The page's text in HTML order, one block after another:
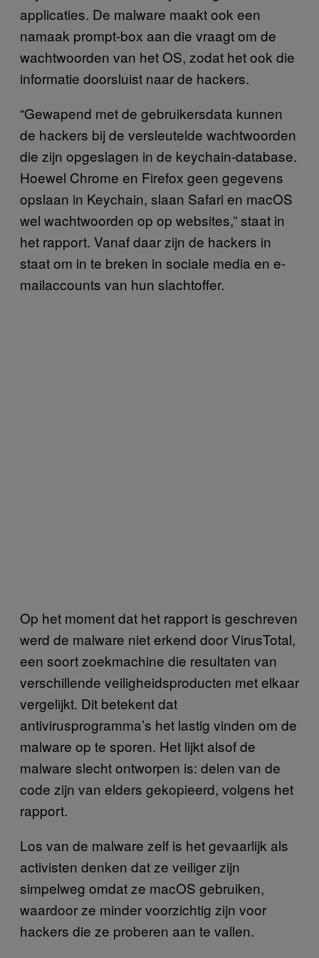
applicaties. De malware maakt ook een
namaak prompt-box aan die vraagt om de
wachtwoorden van het OS, zodat het ook die
informatie doorsluist naar de hackers.
“Gewapend met de gebruikersdata kunnen
de hackers bij de versleutelde wachtwoorden
die zijn opgeslagen in de keychain-database.
Hoewel Chrome en Firefox geen gegevens
opslaan in Keychain, slaan Safari en macOS
wel wachtwoorden op op websites,” staat in
het rapport. Vanaf daar zijn de hackers in
staat om in te breken in sociale media en e-
mailaccounts van hun slachtoffer.
Op het moment dat het rapport is geschreven
werd de malware niet erkend door VirusTotal,
een soort zoekmachine die resultaten van
verschillende veiligheidsproducten met elkaar
vergelijkt. Dit betekent dat
antivirusprogramma’s het lastig vinden om de
malware op te sporen. Het lijkt alsof de
malware slecht ontworpen is: delen van de
code zijn van elders gekopieerd, volgens het
rapport.
Los van de malware zelf is het gevaarlijk als
activisten denken dat ze veiliger zijn
simpelweg omdat ze macOS gebruiken,
waardoor ze minder voorzichtig zijn voor
hackers die ze proberen aan te vallen.